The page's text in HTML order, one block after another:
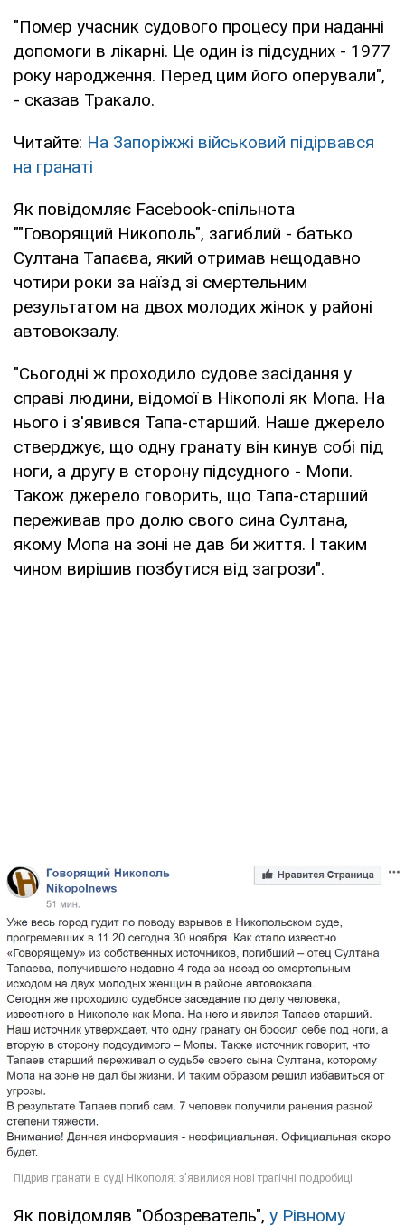
"Помер учасник судового процесу при наданні
допомоги в лікарні. Це один із підсудних - 1977
року народження. Перед цим його оперували",
- сказав Тракало.
Читайте: На Запоріжжі військовий підірвався
на гранаті
Як повідомляє Facebook-спільнота
""Говорящий Никополь", загиблий - батько
Султана Тапаєва, який отримав нещодавно
чотири роки за наїзд зі смертельним
результатом на двох молодих жінок у районі
автовокзалу.
"Сьогодні ж проходило судове засідання у
справі людини, відомої в Нікополі як Мопа. На
нього і з'явився Тапа-старший. Наше джерело
стверджує, що одну гранату він кинув собі під
ноги, а другу в сторону підсудного - Мопи.
Також джерело говорить, що Тапа-старший
переживав про долю свого сина Султана,
якому Мопа на зоні не дав би життя. І таким
чином вирішив позбутися від загрози".
Як повідомляв "Обозреватель", у Рівному